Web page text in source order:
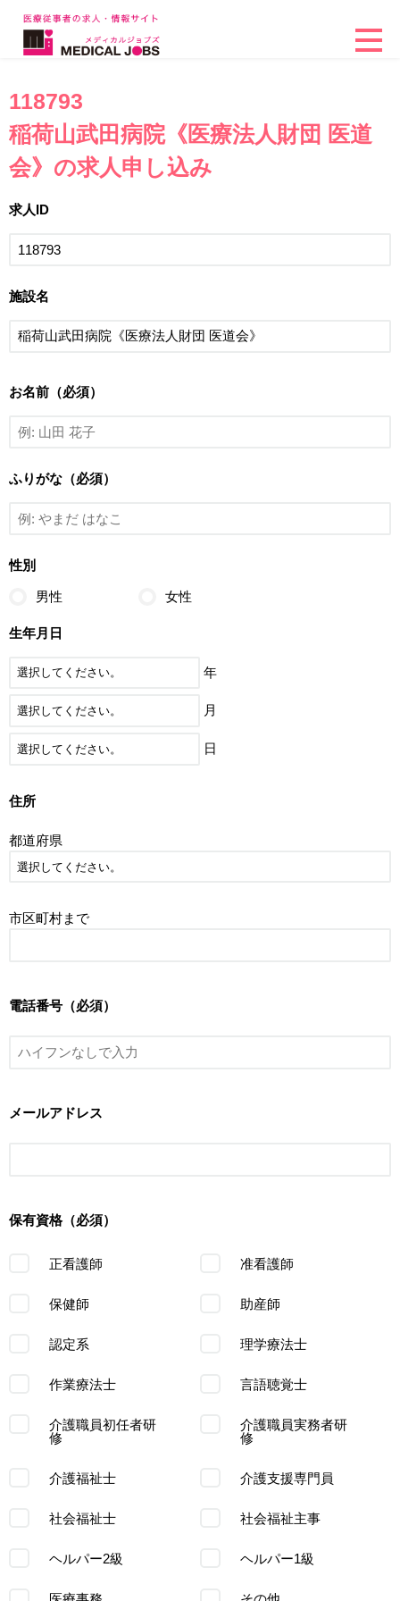
118793
稲荷山武田病院《医療法人財団 医道
会》の求人申し込み
求人ID
施設名
お名前（必須）
ふりがな（必須）
性別
男性 女性
生年月日
年
月
日
住所
都道府県
市区町村まで
電話番号（必須）
メールアドレス
保有資格（必須）
正看護師 准看護師
保健師 助産師
認定系 理学療法士
作業療法士 言語聴覚士
介護職員初任者研
修
介護職員実務者研
修
介護福祉士 介護支援専門員
社会福祉士 社会福祉主事
ヘルパー2級 ヘルパー1級